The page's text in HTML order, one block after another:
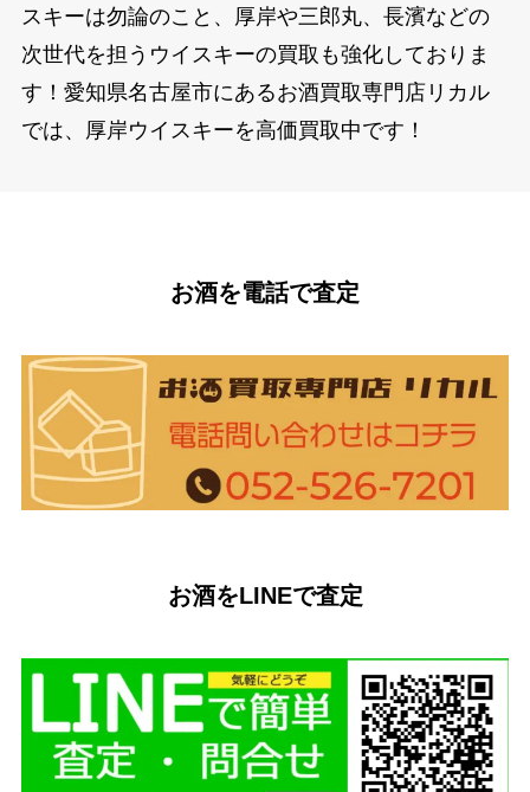
スキーは勿論のこと、厚岸や三郎丸、長濱などの
次世代を担うウイスキーの買取も強化しておりま
す！愛知県名古屋市にあるお酒買取専門店リカル
では、厚岸ウイスキーを高価買取中です！
お酒を電話で査定
お酒をLINEで査定